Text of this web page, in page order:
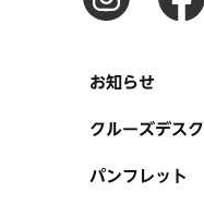
お知らせ
クルーズデスク
パンフレット